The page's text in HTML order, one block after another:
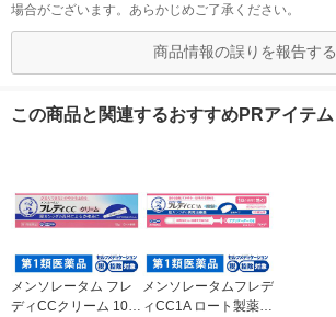
場合がございます。あらかじめご了承ください。
商品情報の誤りを報告する
この商品と関連するおすすめPRアイテム
メンソレータム フレ
ディCCクリーム 10g
メンソレータムフレデ
ィCC1A ロート製薬